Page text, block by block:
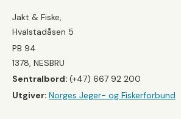
Jakt & Fiske,
Hvalstadåsen 5
PB 94
1378, NESBRU
Sentralbord: (+47) 667 92 200
Utgiver: Norges Jeger- og Fiskerforbund